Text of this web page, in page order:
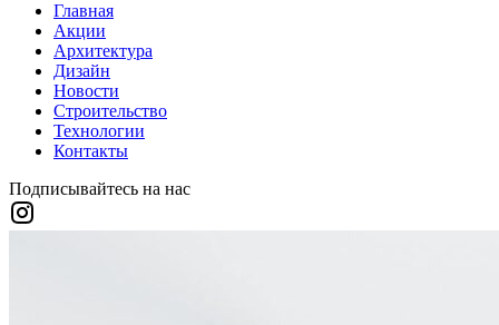
Главная
Акции
Архитектура
Дизайн
Новости
Строительство
Технологии
Контакты
Подписывайтесь на нас